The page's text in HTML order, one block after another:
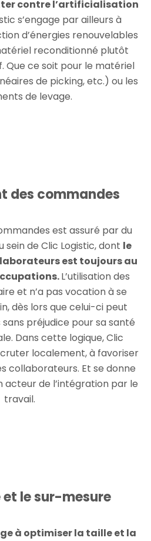
contre l’artificialisation
s’engage par ailleurs à
d’énergies renouvelables
reconditionné plutôt
Que ce soit pour le matériel
de picking, etc.) ou les
de levage.
des commandes
est assuré par du
sein de Clic Logistic, dont le
est toujours au
L’utilisation des
et n’a pas vocation à se
dès lors que celui-ci peut
préjudice pour sa santé
Dans cette logique, Clic
localement, à favoriser
collaborateurs. Et se donne
acteur de l’intégration par le
travail.
et le sur-mesure
à optimiser la taille et la